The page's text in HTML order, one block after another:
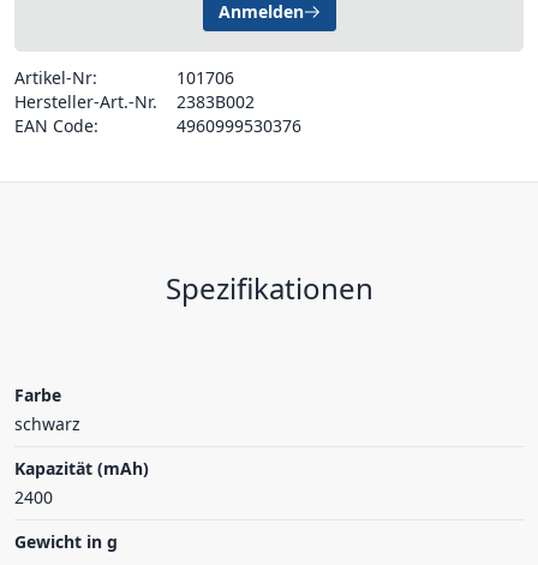
Anmelden
Artikel-Nr:
101706
Hersteller-Art.-Nr.
2383B002
EAN Code:
4960999530376
Spezifikationen
Farbe
schwarz
Kapazität (mAh)
2400
Gewicht in g